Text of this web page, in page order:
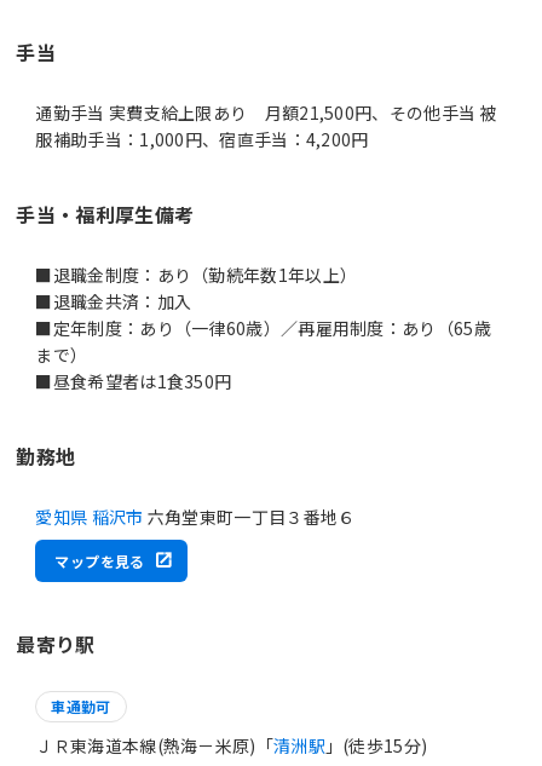
手当
通勤手当 実費支給上限あり 月額21,500円、その他手当 被
服補助手当：1,000円、宿直手当：4,200円
手当・福利厚生備考
■退職金制度：あり（勤続年数1年以上）
■退職金共済：加入
■定年制度：あり（一律60歳）／再雇用制度：あり（65歳
まで）
■昼食希望者は1食350円
勤務地
愛知県 稲沢市 六角堂東町一丁目３番地６
マップを見る
最寄り駅
車通勤可
ＪＲ東海道本線(熱海－米原)「清洲駅 」(徒歩15分)